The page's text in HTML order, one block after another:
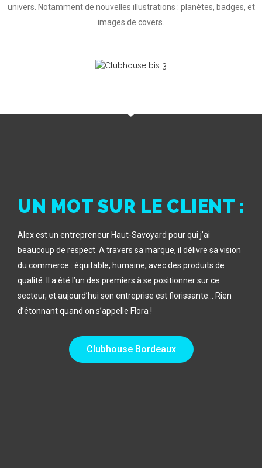
univers. Notamment de nouvelles illustrations : planètes, badges, et
images de covers.
UN MOT SUR LE CLIENT :
Alex est un entrepreneur Haut-Savoyard pour qui j’ai
beaucoup de respect. A travers sa marque, il délivre sa vision
du commerce : équitable, humaine, avec des produits de
qualité. Il a été l’un des premiers à se positionner sur ce
secteur, et aujourd’hui son entreprise est florissante… Rien
d’étonnant quand on s’appelle Flora !
Clubhouse Bordeaux